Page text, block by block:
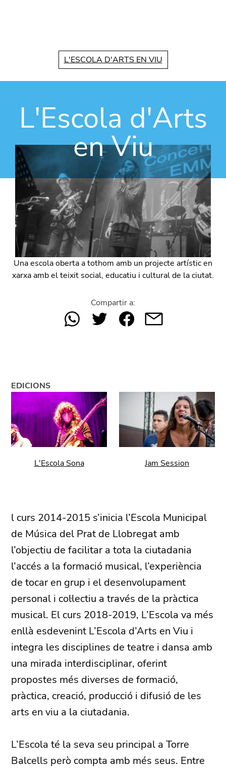
L'ESCOLA D'ARTS EN VIU
L'Escola d'Arts
en Viu
Una escola oberta a tothom amb un projecte artístic en
xarxa amb el teixit social, educatiu i cultural de la ciutat.
Compartir a:
EDICIONS
L'Escola Sona Jam Session
l curs 2014-2015 s’inicia l’Escola Municipal
de Música del Prat de Llobregat amb
l’objectiu de facilitar a tota la ciutadania
l’accés a la formació musical, l’experiència
de tocar en grup i el desenvolupament
personal i col·lectiu a través de la pràctica
musical. El curs 2018-2019, L’Escola va més
enllà esdevenint L’Escola d’Arts en Viu i
integra les disciplines de teatre i dansa amb
una mirada interdisciplinar, oferint
propostes més diverses de formació,
pràctica, creació, producció i difusió de les
arts en viu a la ciutadania.
L’Escola té la seva seu principal a Torre
Balcells però compta amb més seus. Entre